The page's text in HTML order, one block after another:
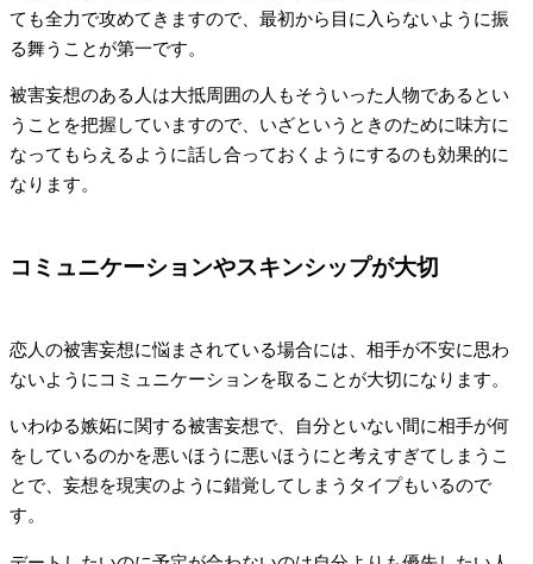
ても全力で攻めてきますので、最初から目に入らないように振
る舞うことが第一です。
被害妄想のある人は大抵周囲の人もそういった人物であるとい
うことを把握していますので、いざというときのために味方に
なってもらえるように話し合っておくようにするのも効果的に
なります。
コミュニケーションやスキンシップが大切
恋人の被害妄想に悩まされている場合には、相手が不安に思わ
ないようにコミュニケーションを取ることが大切になります。
いわゆる嫉妬に関する被害妄想で、自分といない間に相手が何
をしているのかを悪いほうに悪いほうにと考えすぎてしまうこ
とで、妄想を現実のように錯覚してしまうタイプもいるので
す。